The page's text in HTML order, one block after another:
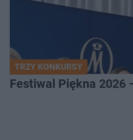
TRZY KONKURSY
Festiwal Piękna 2026